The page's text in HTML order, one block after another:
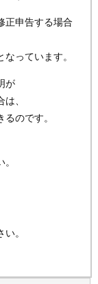
正申告する場合
っています。
が
、
のです。
。